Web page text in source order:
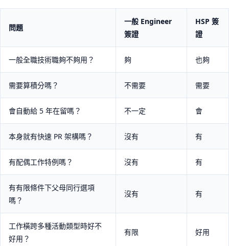
問題
一般 Engineer
簽證
HSP 簽
證
一般全職技術職夠不夠用？ 夠 也夠
需要算積分嗎？ 不需要 需要
會自動給 5 年在留嗎？ 不一定 會
本身就有快速 PR 架構嗎？ 沒有 有
有配偶工作特例嗎？ 沒有 有
有有限條件下父母同行選項
嗎？
沒有 有
工作橫跨多種活動類型時好不
好用？
有限 好用